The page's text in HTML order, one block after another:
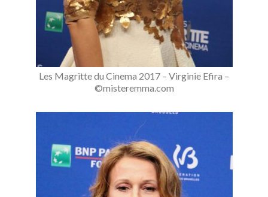
Les Magritte du Cinema 2017 – Virginie Efira –
©misteremma.com